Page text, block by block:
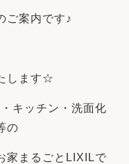
ご案内です♪
します☆
キッチン・洗面化
の
家まるごとLIXILで